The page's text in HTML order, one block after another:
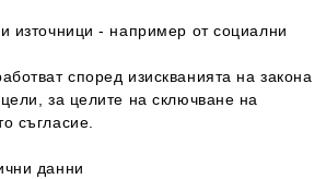
източници - например от социални
според изискванията на закона
за целите на сключване на
съгласие.
данни